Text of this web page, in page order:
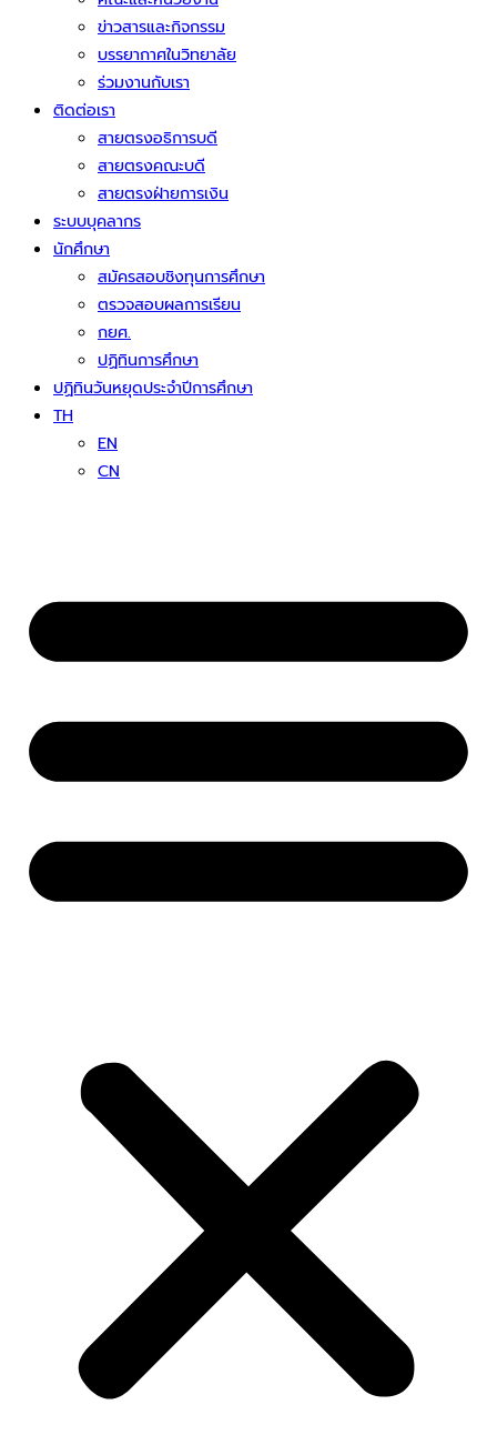
ข่าวสารและกิจกรรม
บรรยากาศในวิทยาลัย
ร่วมงานกับเรา
ติดต่อเรา
สายตรงอธิการบดี
สายตรงคณะบดี
สายตรงฝ่ายการเงิน
ระบบบุคลากร
นักศึกษา
สมัครสอบชิงทุนการศึกษา
ตรวจสอบผลการเรียน
กยศ.
ปฏิทินการศึกษา
ปฏิทินวันหยุดประจำปีการศึกษา
TH
EN
CN